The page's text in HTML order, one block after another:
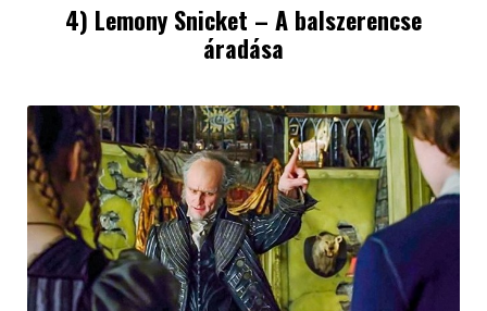
4) Lemony Snicket – A balszerencse
áradása